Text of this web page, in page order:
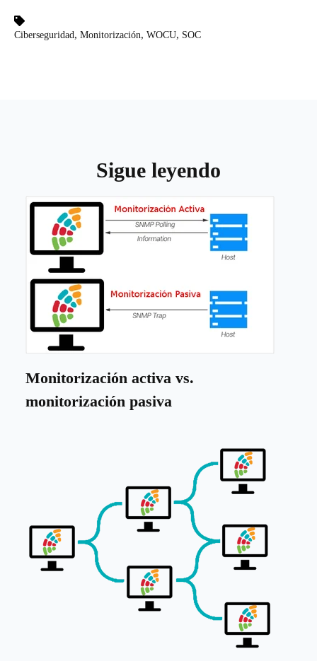
Ciberseguridad, Monitorización, WOCU, SOC
Sigue leyendo
Monitorización activa vs.
monitorización pasiva